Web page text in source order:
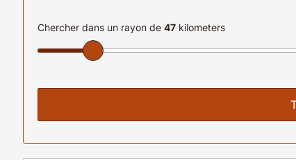
Chercher dans un rayon de47 kilometers